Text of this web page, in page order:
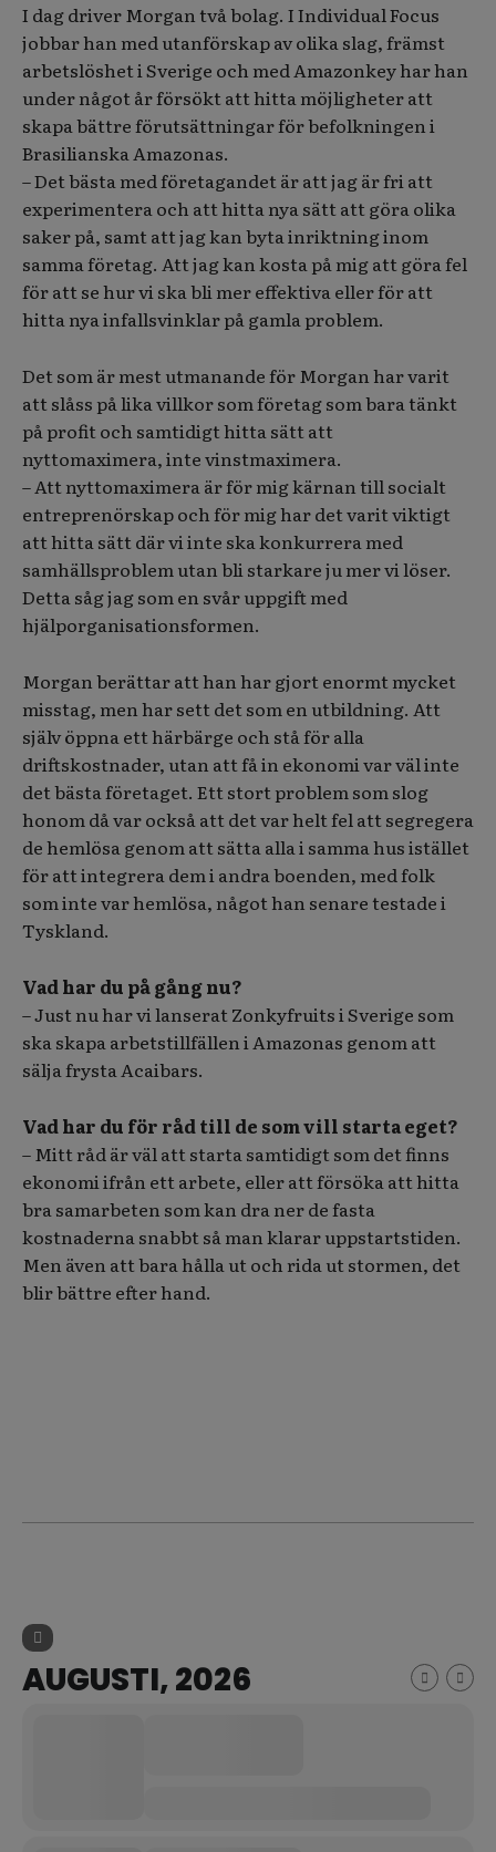
I dag driver Morgan två bolag. I Individual Focus
jobbar han med utanförskap av olika slag, främst
arbetslöshet i Sverige och med Amazonkey har han
under något år försökt att hitta möjligheter att
skapa bättre förutsättningar för befolkningen i
Brasilianska Amazonas.
– Det bästa med företagandet är att jag är fri att
experimentera och att hitta nya sätt att göra olika
saker på, samt att jag kan byta inriktning inom
samma företag. Att jag kan kosta på mig att göra fel
för att se hur vi ska bli mer effektiva eller för att
hitta nya infallsvinklar på gamla problem.
Det som är mest utmanande för Morgan har varit
att slåss på lika villkor som företag som bara tänkt
på profit och samtidigt hitta sätt att
nyttomaximera, inte vinstmaximera.
– Att nyttomaximera är för mig kärnan till socialt
entreprenörskap och för mig har det varit viktigt
att hitta sätt där vi inte ska konkurrera med
samhällsproblem utan bli starkare ju mer vi löser.
Detta såg jag som en svår uppgift med
hjälporganisationsformen.
Morgan berättar att han har gjort enormt mycket
misstag, men har sett det som en utbildning. Att
själv öppna ett härbärge och stå för alla
driftskostnader, utan att få in ekonomi var väl inte
det bästa företaget. Ett stort problem som slog
honom då var också att det var helt fel att segregera
de hemlösa genom att sätta alla i samma hus istället
för att integrera dem i andra boenden, med folk
som inte var hemlösa, något han senare testade i
Tyskland.
Vad har du på gång nu?
– Just nu har vi lanserat Zonkyfruits i Sverige som
ska skapa arbetstillfällen i Amazonas genom att
sälja frysta Acaibars.
Vad har du för råd till de som vill starta eget?
– Mitt råd är väl att starta samtidigt som det finns
ekonomi ifrån ett arbete, eller att försöka att hitta
bra samarbeten som kan dra ner de fasta
kostnaderna snabbt så man klarar uppstartstiden.
Men även att bara hålla ut och rida ut stormen, det
blir bättre efter hand.
AUGUSTI, 2026